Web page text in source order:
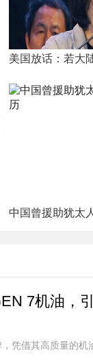
美国放话：若大
中国曾援助犹太
凭借其高质量的机